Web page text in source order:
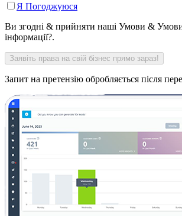
Я Погоджуюся
Ви згодні & прийняти наші Умови & Умови
інформації?.
Запит на претензію обробляється після